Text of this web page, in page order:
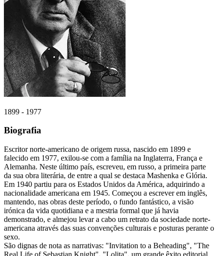
1899 - 1977
Biografia
Escritor norte-americano de origem russa, nascido em 1899 e
falecido em 1977, exilou-se com a família na Inglaterra, França e
Alemanha. Neste último país, escreveu, em russo, a primeira parte
da sua obra literária, de entre a qual se destaca Mashenka e Glória.
Em 1940 partiu para os Estados Unidos da América, adquirindo a
nacionalidade americana em 1945. Começou a escrever em inglês,
mantendo, nas obras deste período, o fundo fantástico, a visão
irónica da vida quotidiana e a mestria formal que já havia
demonstrado, e almejou levar a cabo um retrato da sociedade norte-
americana através das suas convenções culturais e posturas perante o
sexo.
São dignas de nota as narrativas: "Invitation to a Beheading", "The